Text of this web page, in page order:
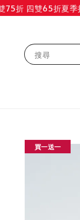
折 四雙65折夏季折
搜尋
買一送一